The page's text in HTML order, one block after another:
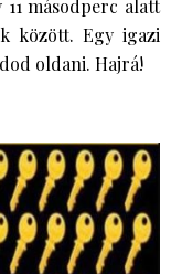
11 másodperc alatt
között. Egy igazi
oldani. Hajrá!